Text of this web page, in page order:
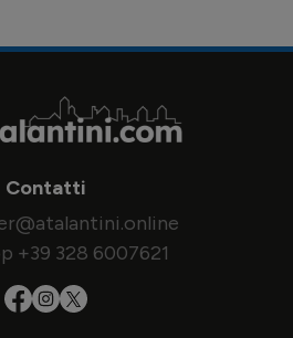
Contatti
+39 328 6007621